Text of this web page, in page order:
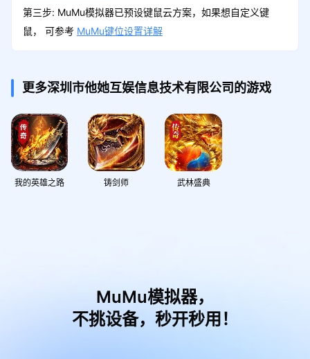
第三步: MuMu模拟器已预设键鼠云方案，如果想自定义键
鼠， 可参考 MuMu键位设置详解
更多深圳市他她互娱信息技术有限公司的游戏
我的英雄之路 铸剑师 武林盛典
MuMu模拟器，
不挑设备，秒开秒用！